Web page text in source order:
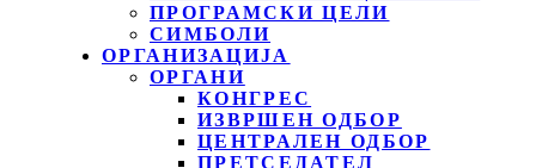
ПРОГРАМСКИ ЦЕЛИ
СИМБОЛИ
ОРГАНИЗАЦИЈА
ОРГАНИ
КОНГРЕС
ИЗВРШЕН ОДБОР
ЦЕНТРАЛЕН ОДБОР
ПРЕТСЕДАТЕЛ